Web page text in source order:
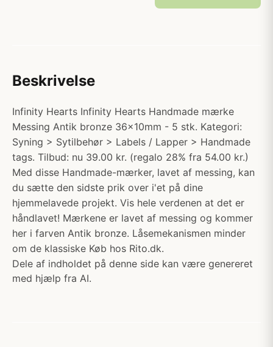
Beskrivelse
Infinity Hearts Infinity Hearts Handmade mærke
Messing Antik bronze 36x10mm - 5 stk. Kategori:
Syning > Sytilbehør > Labels / Lapper > Handmade
tags. Tilbud: nu 39.00 kr. (regalo 28% fra 54.00 kr.)
Med disse Handmade-mærker, lavet af messing, kan
du sætte den sidste prik over i'et på dine
hjemmelavede projekt. Vis hele verdenen at det er
håndlavet! Mærkene er lavet af messing og kommer
her i farven Antik bronze. Låsemekanismen minder
om de klassiske Køb hos Rito.dk.
Dele af indholdet på denne side kan være genereret
med hjælp fra AI.